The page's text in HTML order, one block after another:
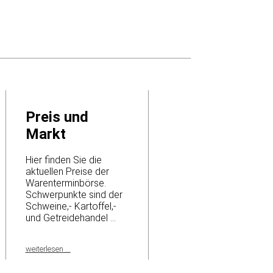
Preis und
Markt
Hier finden Sie die
aktuellen Preise der
Warenterminbörse.
Schwerpunkte sind der
Schweine,- Kartoffel,-
und Getreidehandel ...
weiterlesen ...